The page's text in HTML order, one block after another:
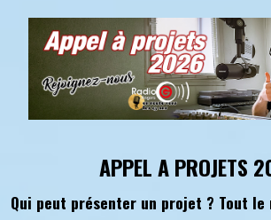
APPEL A PROJETS
Qui peut présenter un projet ? Tout le